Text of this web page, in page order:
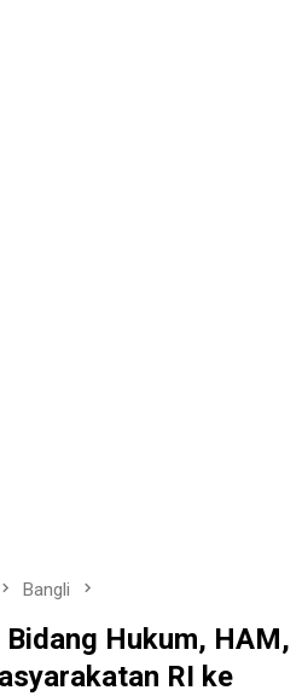
Bangli
Hukum, HAM,
RI ke